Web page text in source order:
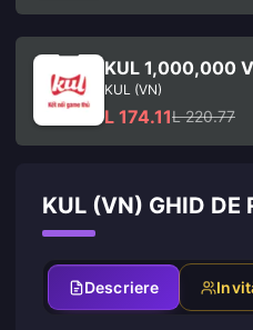
KUL 1,000,000
KUL (VN)
L 174.11L 220.77
KUL (VN) GHID DE
Descriere